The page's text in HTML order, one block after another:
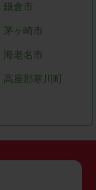
鎌倉市
茅ヶ崎市
海老名市
高座郡寒川町